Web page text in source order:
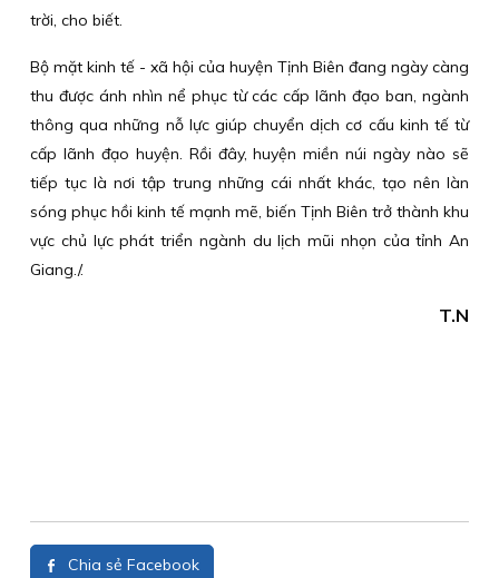
trời, cho biết.
Bộ mặt kinh tế - xã hội của huyện Tịnh Biên đang ngày càng
thu được ánh nhìn nể phục từ các cấp lãnh đạo ban, ngành
thông qua những nỗ lực giúp chuyển dịch cơ cấu kinh tế từ
cấp lãnh đạo huyện. Rồi đây, huyện miền núi ngày nào sẽ
tiếp tục là nơi tập trung những cái nhất khác, tạo nên làn
sóng phục hồi kinh tế mạnh mẽ, biến Tịnh Biên trở thành khu
vực chủ lực phát triển ngành du lịch mũi nhọn của tỉnh An
Giang./.
T.N
Chia sẻ Facebook